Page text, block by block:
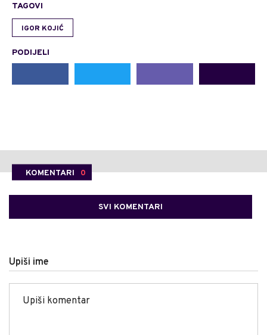
TAGOVI
IGOR KOJIĆ
PODIJELI
KOMENTARI 0
SVI KOMENTARI
Upiši ime